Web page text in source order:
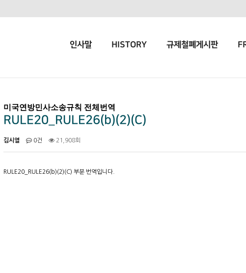
인사말 HISTORY 규제철폐게시판
미국연방민사소송규칙 전체번역
RULE20_RULE26(b)(2)(C)
김시열 0건 21,908회
RULE20_RULE26(b)(2)(C) 부분 번역입니다.